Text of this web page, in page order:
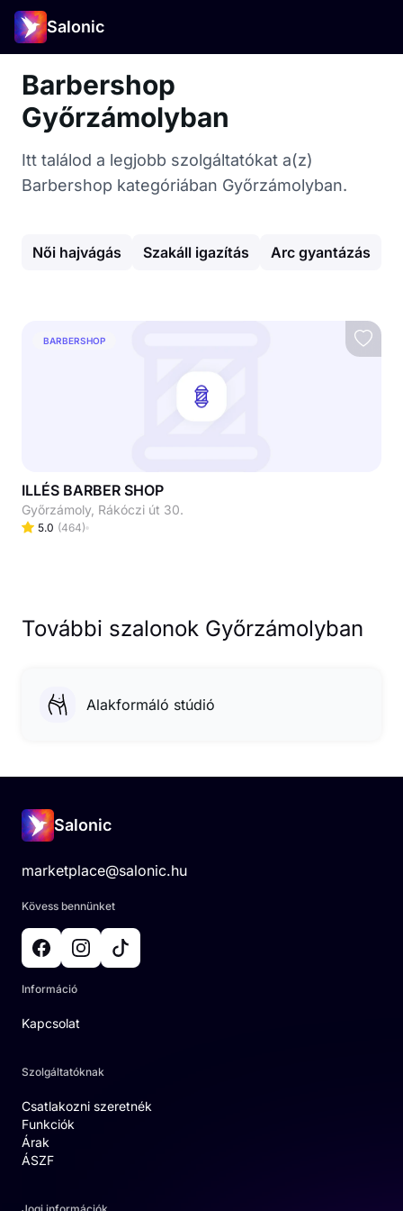
Salonic
Barbershop
Győrzámolyban
Itt találod a legjobb szolgáltatókat a(z)
Barbershop kategóriában Győrzámolyban.
Női hajvágás Szakáll igazítás Arc gyantázás
BARBERSHOP
ILLÉS BARBER SHOP
Győrzámoly, Rákóczi út 30.
5.0 (464)
További szalonok Győrzámolyban
Alakformáló stúdió
Salonic
marketplace@salonic.hu
Kövess bennünket
Információ
Kapcsolat
Szolgáltatóknak
Csatlakozni szeretnék
Funkciók
Árak
ÁSZF